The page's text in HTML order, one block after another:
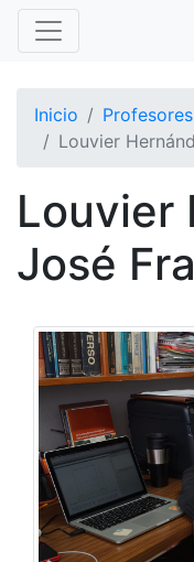
Inicio
Profesores
Louvier
Louvier
José